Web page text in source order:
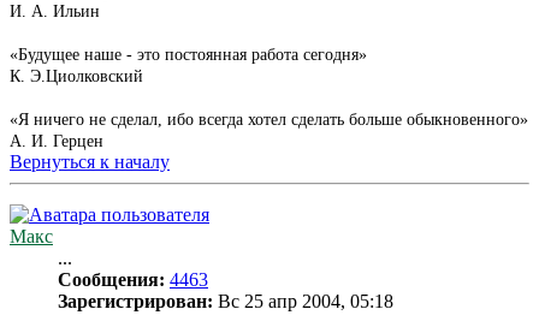
И. А. Ильин
«Будущее наше - это постоянная работа сегодня»
К. Э.Циолковский
«Я ничего не сделал, ибо всегда хотел сделать больше обыкновенного»
А. И. Герцен
Вернуться к началу
Макс
...
Сообщения: 4463
Зарегистрирован: Вс 25 апр 2004, 05:18